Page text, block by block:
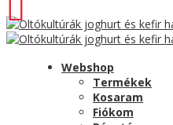
Webshop
Termékek
Kosaram
Fiókom